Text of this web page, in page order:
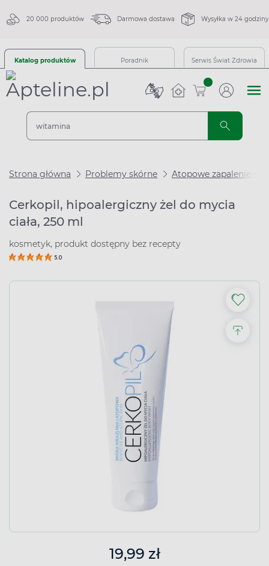
20 000 produktów Darmowa dostawa Wysyłka w 24 godziny
Katalog produktów Poradnik Serwis Świat Zdrowia
sztuk
Strona główna Problemy skórne Atopowe zapalenie
Cerkopil, hipoalergiczny żel do mycia
ciała, 250 ml
kosmetyk, produkt dostępny bez recepty
5.0
19,99 zł